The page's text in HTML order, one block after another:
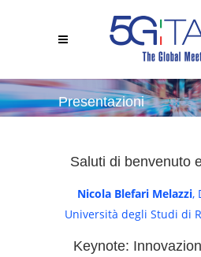
Presentazioni
Saluti di benvenuto
Nicola Blefari Melazzi,
Università degli Studi di
Keynote: